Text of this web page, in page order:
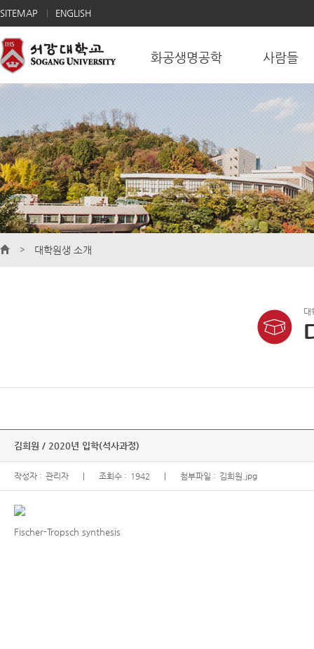
SITEMAP ENGLISH
화공생명공학 사람들
대학원생 소개
대
김희원 / 2020년 입학(석사과정)
작성자 : 관리자 조회수 : 1942 첨부파일 : 김희원.jpg
Fischer-Tropsch synthesis